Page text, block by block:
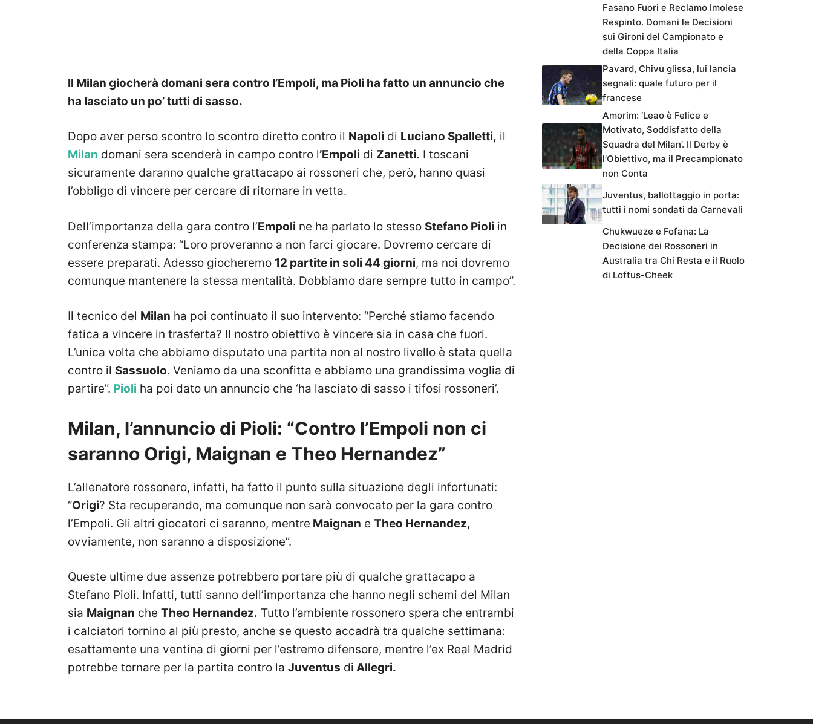
Il Milan giocherà domani sera contro l’Empoli, ma Pioli ha fatto un annuncio che
ha lasciato un po’ tutti di sasso.
Dopo aver perso scontro lo scontro diretto contro il Napoli di Luciano Spalletti, il
Milan domani sera scenderà in campo contro l’Empoli di Zanetti. I toscani
sicuramente daranno qualche grattacapo ai rossoneri che, però, hanno quasi
l’obbligo di vincere per cercare di ritornare in vetta.
Dell’importanza della gara contro l’Empoli ne ha parlato lo stesso Stefano Pioli in
conferenza stampa: “Loro proveranno a non farci giocare. Dovremo cercare di
essere preparati. Adesso giocheremo 12 partite in soli 44 giorni, ma noi dovremo
comunque mantenere la stessa mentalità. Dobbiamo dare sempre tutto in campo”.
Il tecnico del Milan ha poi continuato il suo intervento: “Perché stiamo facendo
fatica a vincere in trasferta? Il nostro obiettivo è vincere sia in casa che fuori.
L’unica volta che abbiamo disputato una partita non al nostro livello è stata quella
contro il Sassuolo. Veniamo da una sconfitta e abbiamo una grandissima voglia di
partire”. Pioli ha poi dato un annuncio che ‘ha lasciato di sasso i tifosi rossoneri’.
Milan, l’annuncio di Pioli: “Contro l’Empoli non ci
saranno Origi, Maignan e Theo Hernandez”
L’allenatore rossonero, infatti, ha fatto il punto sulla situazione degli infortunati:
“Origi? Sta recuperando, ma comunque non sarà convocato per la gara contro
l’Empoli. Gli altri giocatori ci saranno, mentre Maignan e Theo Hernandez,
ovviamente, non saranno a disposizione”.
Queste ultime due assenze potrebbero portare più di qualche grattacapo a
Stefano Pioli. Infatti, tutti sanno dell’importanza che hanno negli schemi del Milan
sia Maignan che Theo Hernandez. Tutto l’ambiente rossonero spera che entrambi
i calciatori tornino al più presto, anche se questo accadrà tra qualche settimana:
esattamente una ventina di giorni per l’estremo difensore, mentre l’ex Real Madrid
potrebbe tornare per la partita contro la Juventus di Allegri.
Fasano Fuori e Reclamo Imolese
Respinto. Domani le Decisioni
sui Gironi del Campionato e
della Coppa Italia
Pavard, Chivu glissa, lui lancia
segnali: quale futuro per il
francese
Amorim: ‘Leao è Felice e
Motivato, Soddisfatto della
Squadra del Milan’. Il Derby è
l’Obiettivo, ma il Precampionato
non Conta
Juventus, ballottaggio in porta:
tutti i nomi sondati da Carnevali
Chukwueze e Fofana: La
Decisione dei Rossoneri in
Australia tra Chi Resta e il Ruolo
di Loftus-Cheek